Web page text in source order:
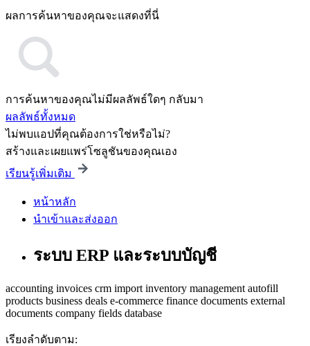
ผลการค้นหาของคุณจะแสดงที่นี่
การค้นหาของคุณไม่มีผลลัพธ์ใดๆ กลับมา
ผลลัพธ์ทั้งหมด
ไม่พบแอปที่คุณต้องการใช่หรือไม่?
สร้างและเผยแพร่โซลูชันของคุณเอง
เรียนรู้เพิ่มเติม
หน้าหลัก
นำเข้าและส่งออก
ระบบ ERP และระบบบัญชี
accounting invoices crm import inventory management autofill
products business deals e-commerce finance documents external
documents company fields database
เรียงลำดับตาม: